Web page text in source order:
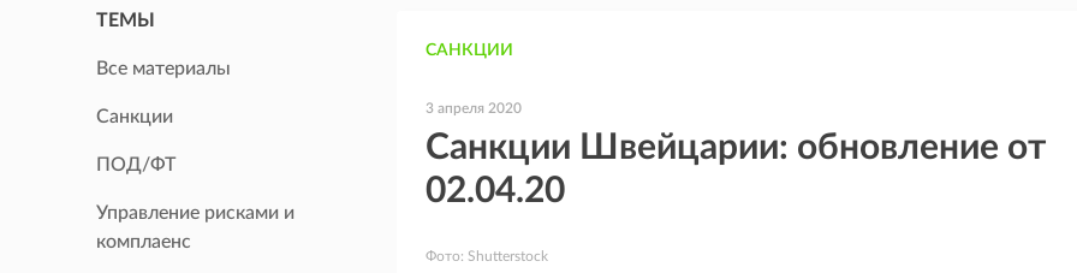
ТЕМЫ
Все материалы
Санкции
ПОД/ФТ
Управление рисками и
комплаенс
САНКЦИИ
3 апреля 2020
Санкции Швейцарии: обновление от
02.04.20
Фото: Shutterstock